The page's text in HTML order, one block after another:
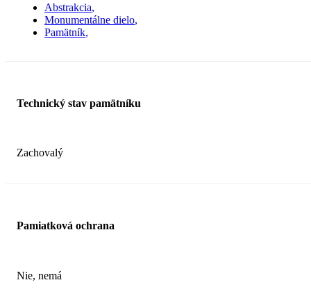
Abstrakcia
Monumentálne dielo
Pamätník
Technický stav pamätníku
Zachovalý
Pamiatková ochrana
Nie, nemá